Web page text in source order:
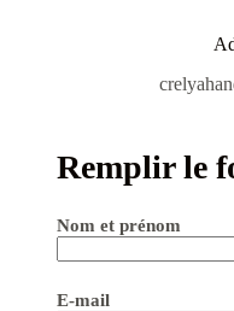
Remplir le
Nom et prénom
E-mail